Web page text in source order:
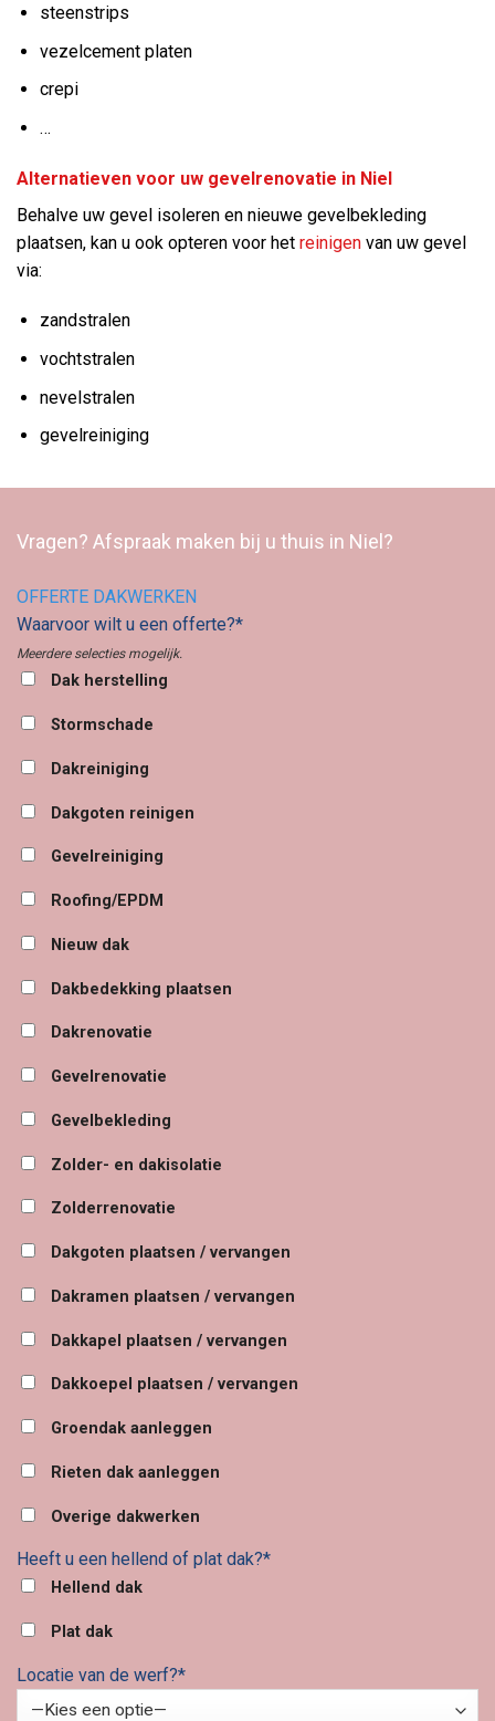
steenstrips
vezelcement platen
crepi
…
Alternatieven voor uw gevelrenovatie in Niel
Behalve uw gevel isoleren en nieuwe gevelbekleding
plaatsen, kan u ook opteren voor het reinigen van uw gevel
via:
zandstralen
vochtstralen
nevelstralen
gevelreiniging
Vragen? Afspraak maken bij u thuis in Niel?
OFFERTE DAKWERKEN
Waarvoor wilt u een offerte?*
Meerdere selecties mogelijk.
Dak herstelling
Stormschade
Dakreiniging
Dakgoten reinigen
Gevelreiniging
Roofing/EPDM
Nieuw dak
Dakbedekking plaatsen
Dakrenovatie
Gevelrenovatie
Gevelbekleding
Zolder- en dakisolatie
Zolderrenovatie
Dakgoten plaatsen / vervangen
Dakramen plaatsen / vervangen
Dakkapel plaatsen / vervangen
Dakkoepel plaatsen / vervangen
Groendak aanleggen
Rieten dak aanleggen
Overige dakwerken
Heeft u een hellend of plat dak?*
Hellend dak
Plat dak
Locatie van de werf?*